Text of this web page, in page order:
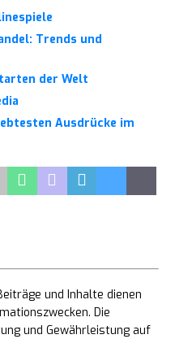
Trends und
der Welt
Ausdrücke im
und Inhalte dienen
Die
und Gewährleistung auf